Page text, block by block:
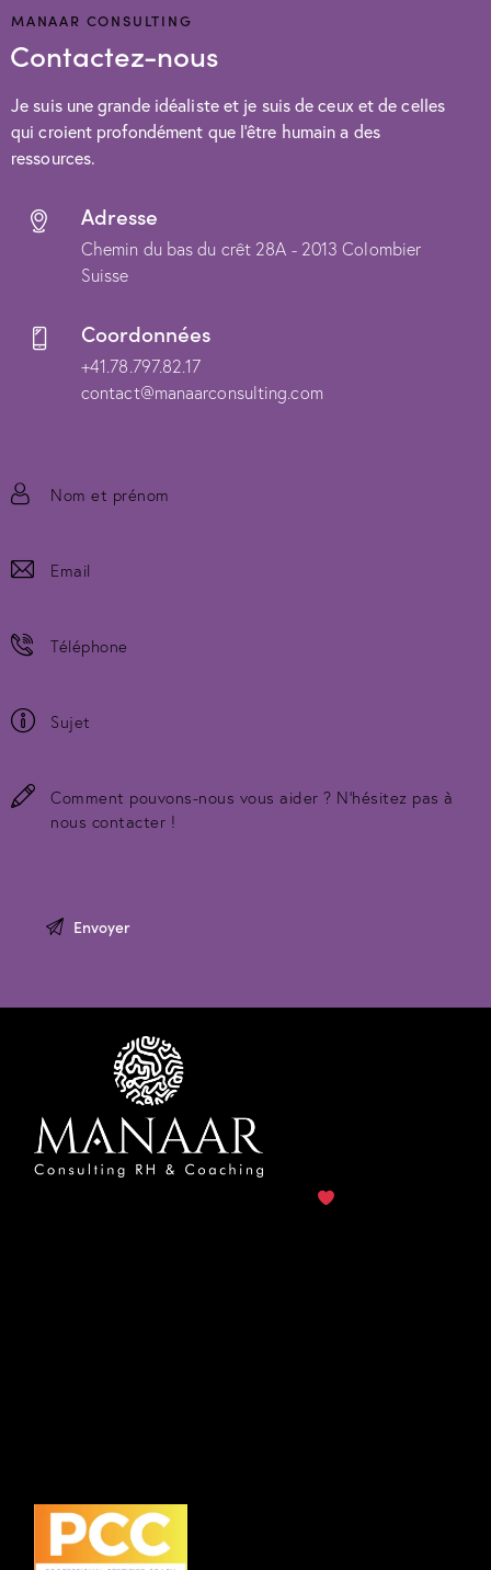
MANAAR CONSULTING
Contactez-nous
Je suis une grande idéaliste et je suis de ceux et de celles
qui croient profondément que l’être humain a des
ressources.
Adresse
Chemin du bas du crêt 28A - 2013 Colombier
Suisse
Coordonnées
+41.78.797.82.17
contact@manaarconsulting.com